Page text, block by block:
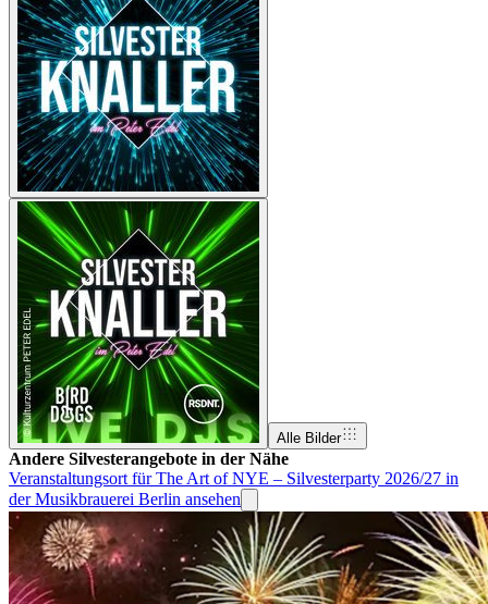
Alle Bilder
Andere Silvesterangebote in der Nähe
Veranstaltungsort für The Art of NYE – Silvesterparty 2026/27 in
der Musikbrauerei Berlin ansehen